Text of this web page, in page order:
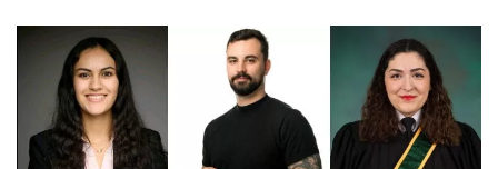
Bureaux
Conseillers
Juridiques
Campus
Carrière